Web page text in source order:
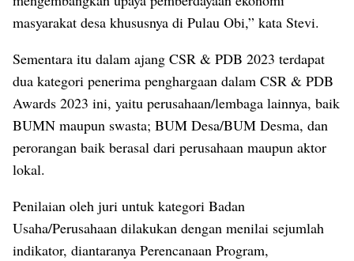
masyarakat desa khususnya di Pulau Obi,” kata Stevi.
Sementara itu dalam ajang CSR & PDB 2023 terdapat
dua kategori penerima penghargaan dalam CSR & PDB
Awards 2023 ini, yaitu perusahaan/lembaga lainnya, baik
BUMN maupun swasta; BUM Desa/BUM Desma, dan
perorangan baik berasal dari perusahaan maupun aktor
lokal.
Penilaian oleh juri untuk kategori Badan
Usaha/Perusahaan dilakukan dengan menilai sejumlah
indikator, diantaranya Perencanaan Program,